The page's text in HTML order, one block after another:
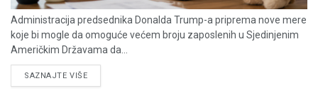
Administracija predsednika Donalda Trump-a priprema nove mere
koje bi mogle da omoguće većem broju zaposlenih u Sjedinjenim
Američkim Državama da...
SAZNAJTE VIŠEDETAILS